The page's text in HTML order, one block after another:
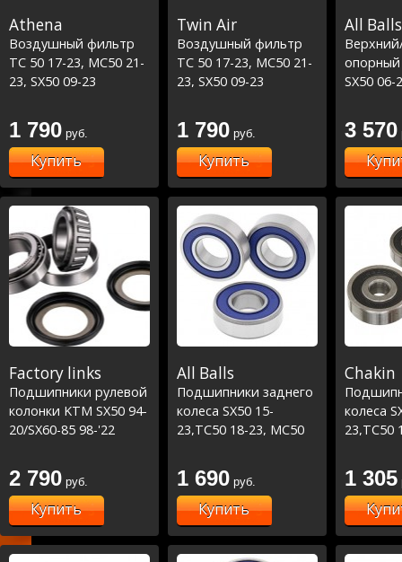
Athena
Воздушный фильтр
TC 50 17-23, MC50 21-
23, SX50 09-23
1 790 руб.
Купить
Twin Air
Воздушный фильтр
TC 50 17-23, MC50 21-
23, SX50 09-23
1 790 руб.
Купить
All Balls
SX50 06-
3 570
Factory links
Подшипники рулевой
колонки KTM SX50 94-
20/SX60-85 98-'22
2 790 руб.
Купить
All Balls
Подшипники заднего
колеса SX50 15-
23,TC50 18-23, MC50
1 690 руб.
Купить
Chakin
колеса
23,TC50
1 305